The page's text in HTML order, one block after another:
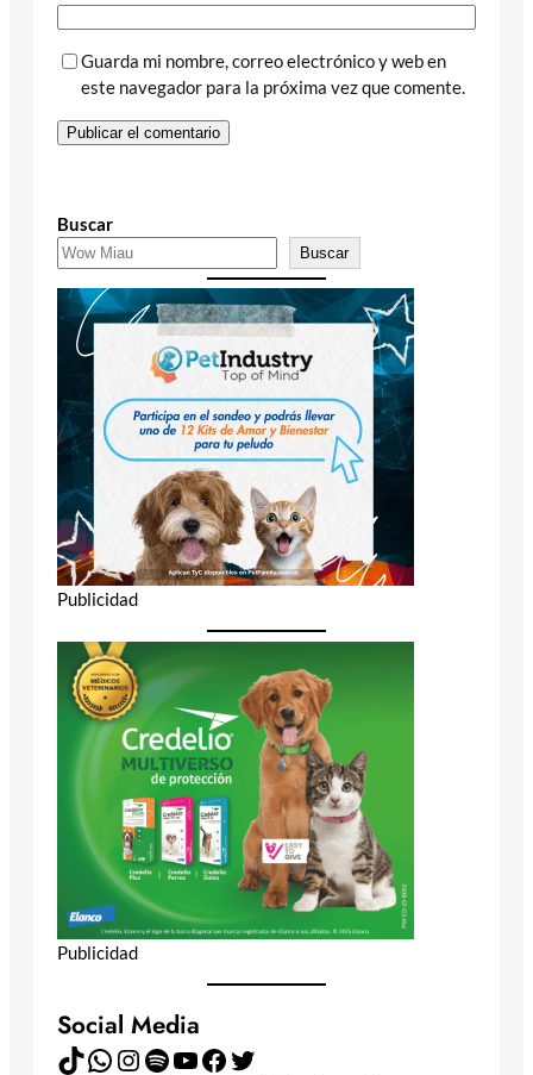
Guarda mi nombre, correo electrónico y web en
este navegador para la próxima vez que comente.
Buscar
Buscar
Publicidad
Publicidad
Social Media
TikTok WhatsApp Instagram Spotify YouTube Facebook Twitter